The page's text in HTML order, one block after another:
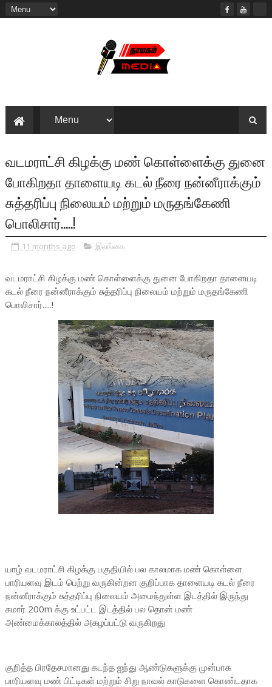
வடமராட்சி கிழக்கு மண் கொள்ளைக்கு துனை
போகிறதா தாளையடி கடல் நீரை நன்னீராக்கும்
சுத்தரிப்பு நிலையம் மற்றும் மருதங்கேணி
பொலிசார்.....!
11 months ago இலங்கை
வடமராட்சி கிழக்கு மண் கொள்ளைக்கு துனை போகிறதா தாளையடி
கடல் நீரை நன்னீராக்கும் சுத்தரிப்பு நிலையம் மற்றும் மருதங்கேணி
பொலிசார்.....!
யாழ் வடமராட்சி கிழக்கு பகுதியில் பல காலமாக மண் கொள்ளை
பாரியளவு இடம் பெற்று வருகின்றன குறிப்பாக தாளையடி கடல் நீரை
நன்னீராக்கும் சுத்தரிப்பு நிலையம் அமைந்துள்ள இடத்தில் இருந்து
சுமார் 200m க்கு உட்பட்ட இடத்தில் பல தொன் மண்
அண்மைக்காலத்தில் அகழப்பட்டு வருகிறது
குறித்த பிரதேசமானது கடந்த ஐந்து ஆண்டுகளுக்கு முன்பாக
பாரியளவு மண் பிட்டிகள் மற்றும் சிறு நாவல் காடுகளை கொண்டதாக